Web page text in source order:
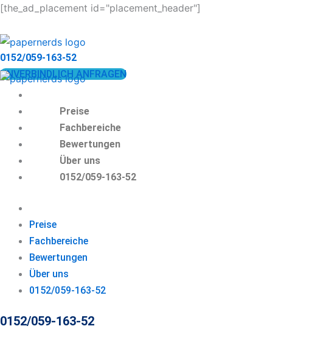
[the_ad_placement id="placement_header"]
Zum
springen
0152/059-163-52
UNVERBINDLICH ANFRAGEN
Preise
Fachbereiche
Bewertungen
Über uns
0152/059-163-52
Preise
Fachbereiche
Bewertungen
Über uns
0152/059-163-52
0152/059-163-52